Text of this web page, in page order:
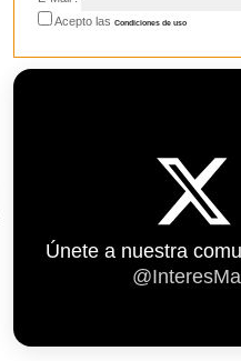
Acepto las Condiciones de uso
Únete a nuestra